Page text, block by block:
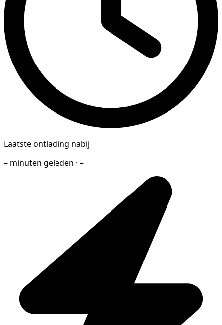
Laatste ontlading nabij
– minuten geleden · –